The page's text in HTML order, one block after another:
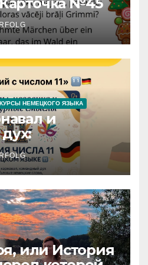
КУРСЫ НЕМЕЦКОГО ЯЗЫКА
и
секреты числа
языке!
или История